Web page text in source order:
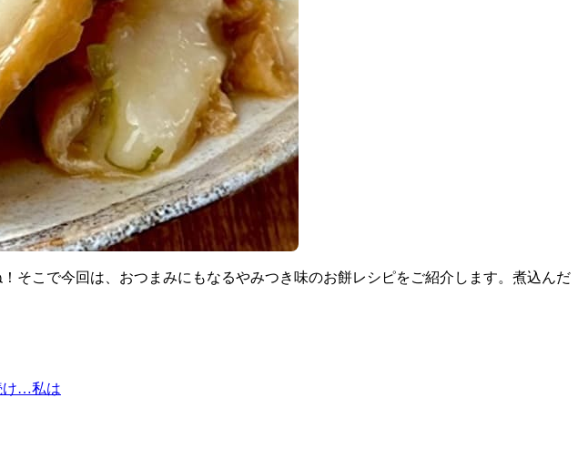
そこで今回は、おつまみにもなるやみつき味のお餅レシピをご紹介します。煮込んだ
け…私は